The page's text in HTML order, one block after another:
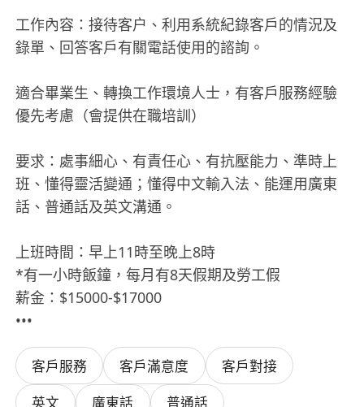
工作內容：接待客户、利用系統紀錄客戶的情況及
錄單、回答客戶有關電話使用的諮詢。
適合畢業生、轉換工作環境人士，有客戶服務經驗
優先考慮（會提供在職培訓）
要求：處事細心、有責任心、有抗壓能力、準時上
班、懂得靈活變通；懂得中文輸入法、能運用廣東
話、普通話及英文溝通。
上班時間：早上11時至晚上8時
*有一小時飯鐘，每月有8天假期及勞工假
薪金：$15000-$17000
•••
客戶服務 客戶滿意度
客戶對接
英文
廣東話 普通話